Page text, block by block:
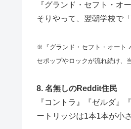
『グランド・セフト・オ
そりやって、翌朝学校で
※『グランド・セフト・オート
セポップやロックが流れ続け、
8. 名無しのReddit住民
『コントラ』『ゼルダ』
ートリッジは1本1本が小